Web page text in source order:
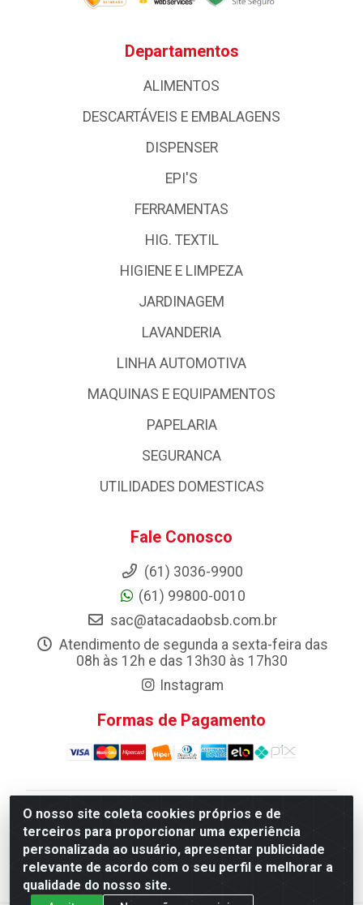
O nosso site coleta cookies próprios e de
terceiros para proporcionar uma experiência
personalizada ao usuário, apresentar publicidade
relevante de acordo com o seu perfil e melhorar a
qualidade do nosso site.
Departamentos
ALIMENTOS
DESCARTÁVEIS E EMBALAGENS
DISPENSER
EPI'S
FERRAMENTAS
HIG. TEXTIL
HIGIENE E LIMPEZA
JARDINAGEM
LAVANDERIA
LINHA AUTOMOTIVA
MAQUINAS E EQUIPAMENTOS
PAPELARIA
SEGURANCA
UTILIDADES DOMESTICAS
Fale Conosco
(61) 3036-9900
(61) 99800-0010
sac@atacadaobsb.com.br
Atendimento de segunda a sexta-feira das
08h às 12h e das 13h30 às 17h30
Instagram
Formas de Pagamento
Atacadao da Limpeza F. Pereira Queiroz Comercio e
Distribuicao LTDA - Quadra Qi 10 Lotes 39 e, 41 - Setor
Industrial (Taguatinga), Brasília/DF - CEP 72.135-100 -
CNPJ 13.184.675/0001-80